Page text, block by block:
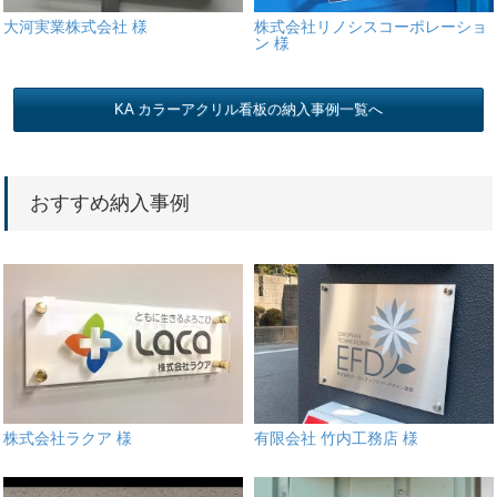
大河実業株式会社 様
株式会社リノシスコーポレーショ
ン 様
KA カラーアクリル看板の納入事例一覧へ
おすすめ納入事例
株式会社ラクア 様 有限会社 竹内工務店 様